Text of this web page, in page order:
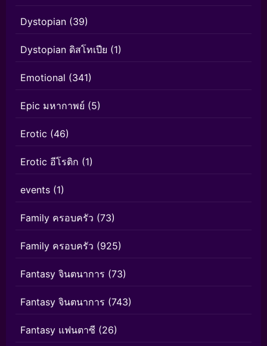
Dystopian (39)
Dystopian ดิสโทเปีย (1)
Emotional (341)
Epic มหากาพย์ (5)
Erotic (46)
Erotic อีโรติก (1)
events (1)
Family ครอบครัว (73)
Family ครอบครัว (925)
Fantasy จินตนาการ (73)
Fantasy จินตนาการ (743)
Fantasy แฟนตาซี (26)